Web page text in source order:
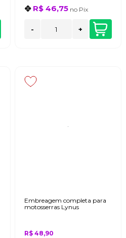
R$ 46,75 no Pix
- +
Embreagem completa para
motosserras Lynus
R$ 48,90